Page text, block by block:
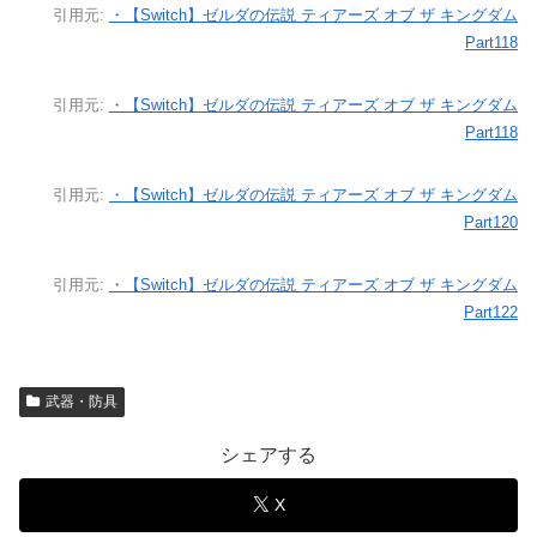
引用元:
・【Switch】ゼルダの伝説 ティアーズ オブ ザ キングダム
Part118
引用元:
・【Switch】ゼルダの伝説 ティアーズ オブ ザ キングダム
Part118
引用元:
・【Switch】ゼルダの伝説 ティアーズ オブ ザ キングダム
Part120
引用元:
・【Switch】ゼルダの伝説 ティアーズ オブ ザ キングダム
Part122
武器・防具
シェアする
X